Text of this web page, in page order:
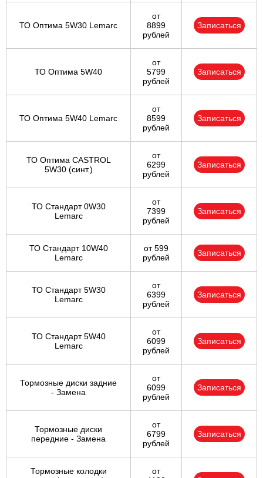
ТО Оптима 5W30 Lemarc
от
8899
рублей
Записаться
ТО Оптима 5W40
от
5799
рублей
Записаться
ТО Оптима 5W40 Lemarc
от
8599
рублей
Записаться
ТО Оптима CASTROL
5W30 (синт.)
от
6299
рублей
Записаться
ТО Стандарт 0W30
Lemarc
от
7399
рублей
Записаться
ТО Стандарт 10W40
Lemarc
от 599
рублей
Записаться
ТО Стандарт 5W30
Lemarc
от
6399
рублей
Записаться
ТО Стандарт 5W40
Lemarc
от
6099
рублей
Записаться
Тормозные диски задние
- Замена
от
6099
рублей
Записаться
Тормозные диски
передние - Замена
от
6799
рублей
Записаться
Тормозные колодки
от